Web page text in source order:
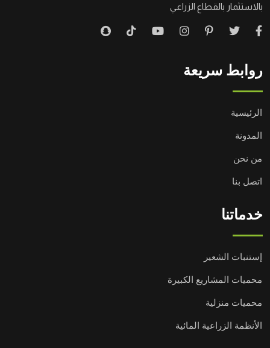
بالاستثمار بالقطاع الزراعي
روابط سريعة
الرئيسية
المدونة
من نحن
اتصل بنا
خدماتنا
إستنبات الشعير
محميات المشاريع الكبيرة
محميات منزلية
الأنظمة الزراعية المائية